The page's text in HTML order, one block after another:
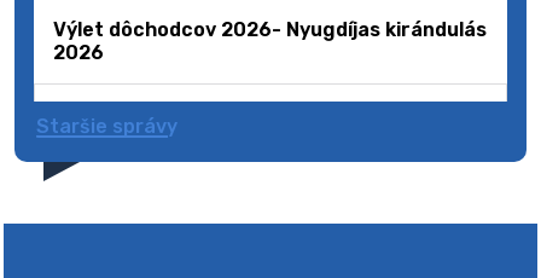
Výlet dôchodcov 2026- Nyugdíjas kirándulás
2026
Staršie správy